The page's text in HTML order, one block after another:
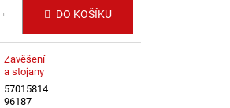
DO KOŠÍKU
Zavěšení
a stojany
57015814
96187